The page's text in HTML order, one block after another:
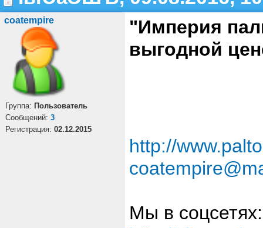
coatempire
Группа: Пользователь
Cообщений: 3
Регистрация: 02.12.2015
"Империя
выгодной
http://
Мы в соцсетях: